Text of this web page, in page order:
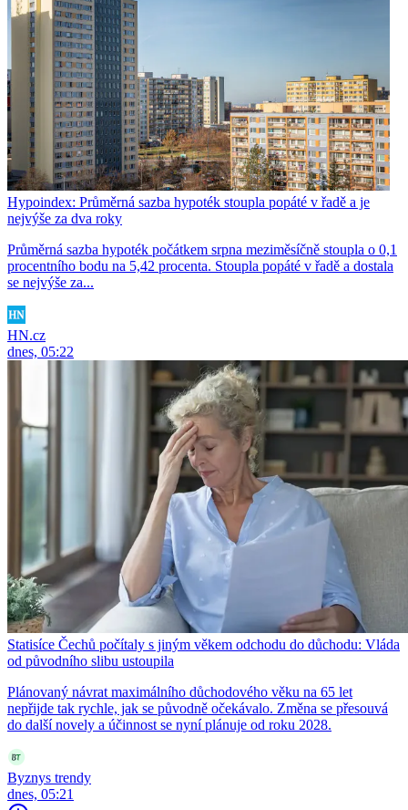
Hypoindex: Průměrná sazba hypoték stoupla popáté v řadě a je
nejvýše za dva roky
Průměrná sazba hypoték počátkem srpna meziměsíčně stoupla o 0,1
procentního bodu na 5,42 procenta. Stoupla popáté v řadě a dostala
se nejvýše za...
HN.cz
dnes, 05:22
Statisíce Čechů počítaly s jiným věkem odchodu do důchodu: Vláda
od původního slibu ustoupila
Plánovaný návrat maximálního důchodového věku na 65 let
nepřijde tak rychle, jak se původně očekávalo. Změna se přesouvá
do další novely a účinnost se nyní plánuje od roku 2028.
Byznys trendy
dnes, 05:21